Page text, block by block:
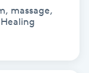
massage,